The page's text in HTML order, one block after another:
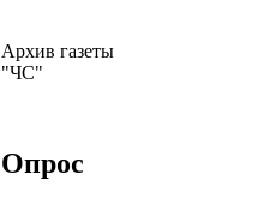
Архив газеты
"ЧС"
Опрос